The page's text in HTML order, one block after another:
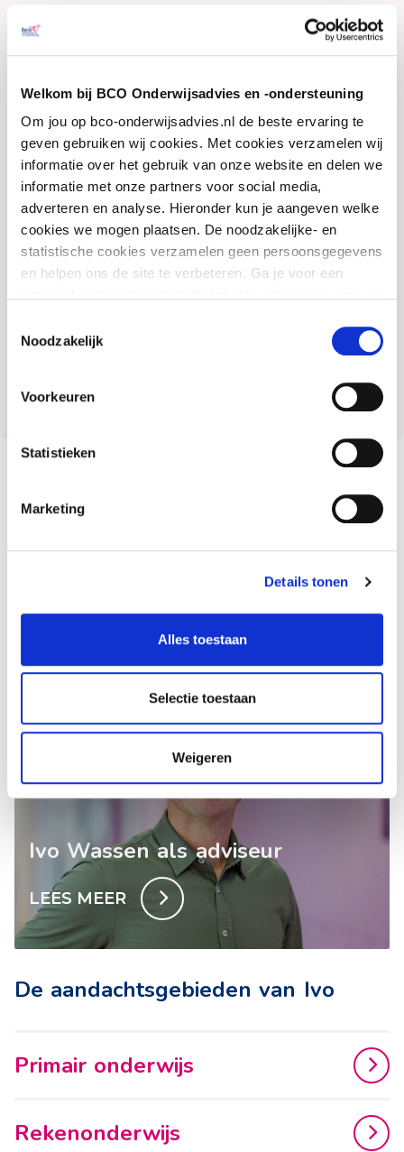
Welkom bij BCO Onderwijsadvies en -ondersteuning
Om jou op bco-onderwijsadvies.nl de beste ervaring te
geven gebruiken wij cookies. Met cookies verzamelen wij
informatie over het gebruik van onze website en delen we
informatie met onze partners voor social media,
adverteren en analyse. Hieronder kun je aangeven welke
cookies we mogen plaatsen. De noodzakelijke- en
statistische cookies verzamelen geen persoonsgegevens
en helpen ons de site te verbeteren. Ga je voor een
Noodzakelijk
Voorkeuren
Statistieken
Marketing
Details tonen
Alles toestaan
Selectie toestaan
Weigeren
schoolleider ben ik gewend om te werken
vanuit goede relaties. In dialoog met de ander
onderwijs.
In mijn werkzaamheden bij BCO
Onderwijsadvies en -ondersteuning richt ik mij
vooral op inhouden op het gebied van
rekenonderwijs, didactische vaardigheden en
(hoog)begaafdheid. Daarnaast kan ik jou en je
Verhalen uit de praktijk
Lees hier een praktijkverhaal waar Ivo bij betrokken
Ivo Wassen als adviseur
LEES MEER
De aandachtsgebieden van Ivo
Primair onderwijs
Rekenonderwijs